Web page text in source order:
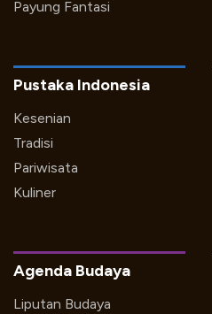
Payung Fantasi
Pustaka Indonesia
Kesenian
Tradisi
Pariwisata
Kuliner
Agenda Budaya
Liputan Budaya